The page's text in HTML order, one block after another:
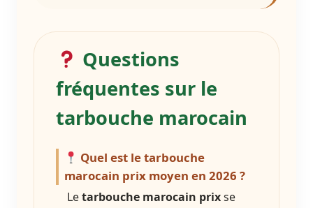
Questions
fréquentes sur le
tarbouche marocain
Quel est le tarbouche
marocain prix moyen en 2026 ?
Letarbouche marocain prixse